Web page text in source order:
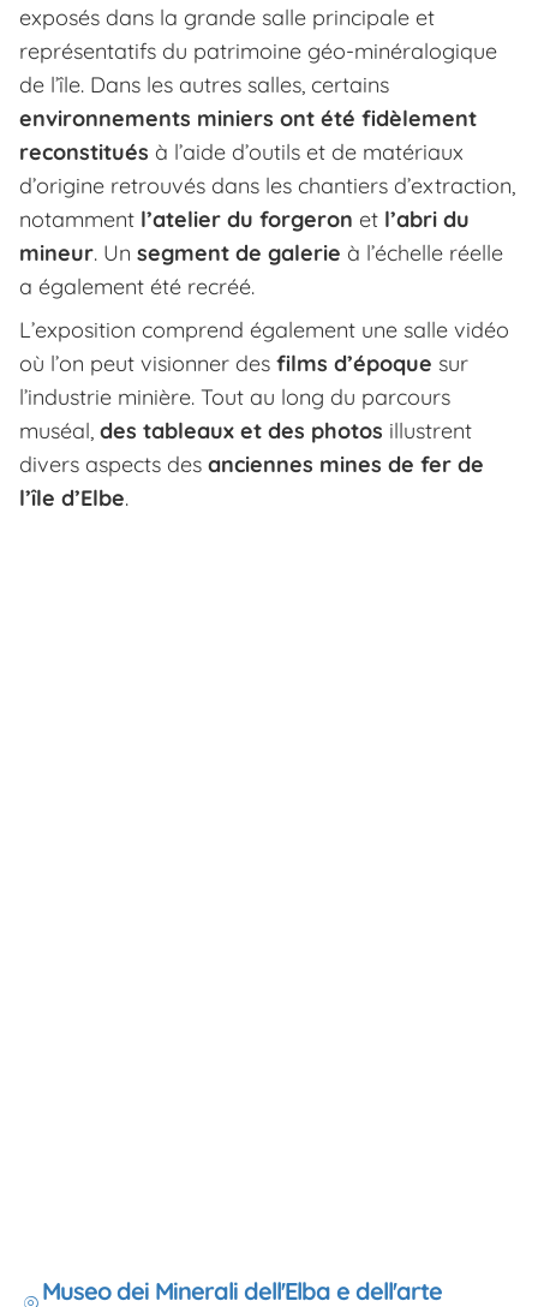
exposés dans la grande salle principale et
représentatifs du patrimoine géo-minéralogique
de l’île. Dans les autres salles, certains
environnements miniers ont été fidèlement
reconstitués à l’aide d’outils et de matériaux
d’origine retrouvés dans les chantiers d’extraction,
notamment l’atelier du forgeron et l’abri du
mineur. Un segment de galerie à l’échelle réelle
a également été recréé.
L’exposition comprend également une salle vidéo
où l’on peut visionner des films d’époque sur
l’industrie minière. Tout au long du parcours
muséal, des tableaux et des photos illustrent
divers aspects des anciennes mines de fer de
l’île d’Elbe.
Museo dei Minerali dell'Elba e dell'arte